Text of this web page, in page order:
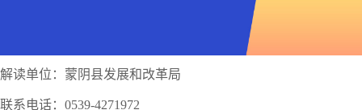
解读单位：蒙阴县发展和改革局
联系电话：0539-4271972